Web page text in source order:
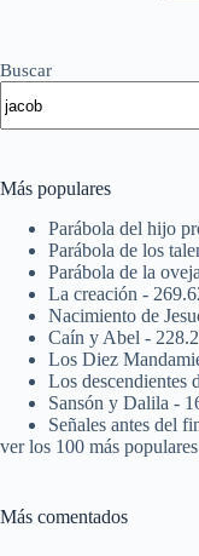
Buscar
Más populares
Parábola del hijo
Parábola de los
Parábola de la
La creación -
Nacimiento de
Caín y Abel -
Los Diez
Los descendientes
Sansón y Dalila -
Señales antes del
ver los 100 más populares
Más comentados